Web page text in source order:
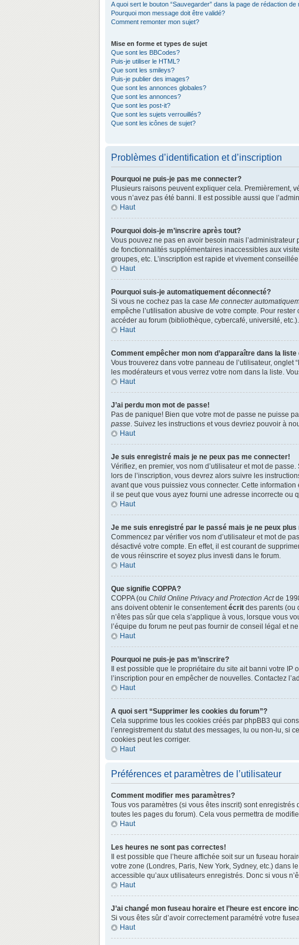
A quoi sert le bouton “Sauvegarder” dans la page de rédaction de
Pourquoi mon message doit être validé?
Comment remonter mon sujet?
Mise en forme et types de sujet
Que sont les BBCodes?
Puis-je utiliser le HTML?
Que sont les smileys?
Puis-je publier des images?
Que sont les annonces globales?
Que sont les annonces?
Que sont les post-it?
Que sont les sujets verrouillés?
Que sont les icônes de sujet?
Problèmes d’identification et d’inscription
Pourquoi ne puis-je pas me connecter?
Plusieurs raisons peuvent expliquer cela. Premièrement,
vous n’avez pas été banni. Il est possible aussi que
Haut
Pourquoi dois-je m’inscrire après tout?
Vous pouvez ne pas en avoir besoin mais
de fonctionnalités supplémentaires inaccessibles aux
groupes, etc. L’inscription est rapide et vivement
Haut
Pourquoi suis-je automatiquement déconnecté?
Si vous ne cochez pas la case Me connecter
empêche l’utilisation abusive de votre compte. Pour
accéder au forum (bibliothèque, cybercafé, université,
Haut
Comment empêcher mon nom d’apparaître dans la
Vous trouverez dans votre panneau de l’utilisateur, onglet
les modérateurs et vous verrez votre nom dans la liste.
Haut
J’ai perdu mon mot de passe!
Pas de panique! Bien que votre mot de passe ne puisse
passe. Suivez les instructions et vous devriez pouvoir à
Haut
Je suis enregistré mais je ne peux pas me connecter!
Vérifiez, en premier, vos nom d’utilisateur et mot de
lors de l’inscription, vous devrez alors suivre les
avant que vous puissiez vous connecter. Cette
il se peut que vous ayez fourni une adresse incorrecte ou
Haut
Je me suis enregistré par le passé mais je ne peux
Commencez par vérifier vos nom d’utilisateur et mot de
désactivé votre compte. En effet, il est courant de
de vous réinscrire et soyez plus investi dans le forum.
Haut
Que signifie COPPA?
COPPA (ou Child Online Privacy and Protection Actde
ans doivent obtenir le consentementécrit des parents (ou
n’êtes pas sûr que cela s’applique à vous, lorsque vous
l’équipe du forum ne peut pas fournir de conseil légal et
Haut
Pourquoi ne puis-je pas m’inscrire?
Il est possible que le propriétaire du site ait banni votre
l’inscription pour en empêcher de nouvelles. Contactez
Haut
A quoi sert “Supprimer les cookies du forum”?
Cela supprime tous les cookies créés par phpBB3 qui
l’enregistrement du statut des messages, lu ou non-lu, si
cookies peut les corriger.
Haut
Préférences et paramètres de l’utilisateur
Comment modifier mes paramètres?
Tous vos paramètres (si vous êtes inscrit) sont
toutes les pages du forum). Cela vous permettra de
Haut
Les heures ne sont pas correctes!
Il est possible que l’heure affichée soit sur un fuseau
votre zone (Londres, Paris, New York, Sydney, etc.) dans
accessible qu’aux utilisateurs enregistrés. Donc si vous
Haut
J’ai changé mon fuseau horaire et l’heure est encore
Si vous êtes sûr d’avoir correctement paramétré votre
Haut